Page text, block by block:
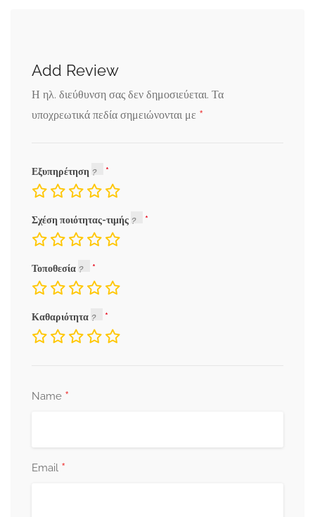
Add Review
Η ηλ. διεύθυνση σας δεν δημοσιεύεται. Τα
υποχρεωτικά πεδία σημειώνονται με *
Εξυπηρέτηση
Σχέση ποιότητας-τιμής
Τοποθεσία
Καθαριότητα
Name *
Email *